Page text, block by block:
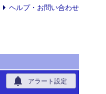
ヘルプ・お問い合わせ
notifications アラート設定